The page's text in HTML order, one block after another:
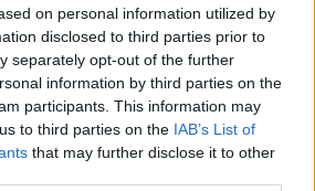
on personal information utilized by
disclosed to third parties prior to
separately opt-out of the further
information by third parties on the
participants. This information may
to third parties on the IAB’s List of
that may further disclose it to other
ritka és értékes gombafajta, a
ami a Alföld akácosaiban
édes ízű szarvasgomba,
a piacon.